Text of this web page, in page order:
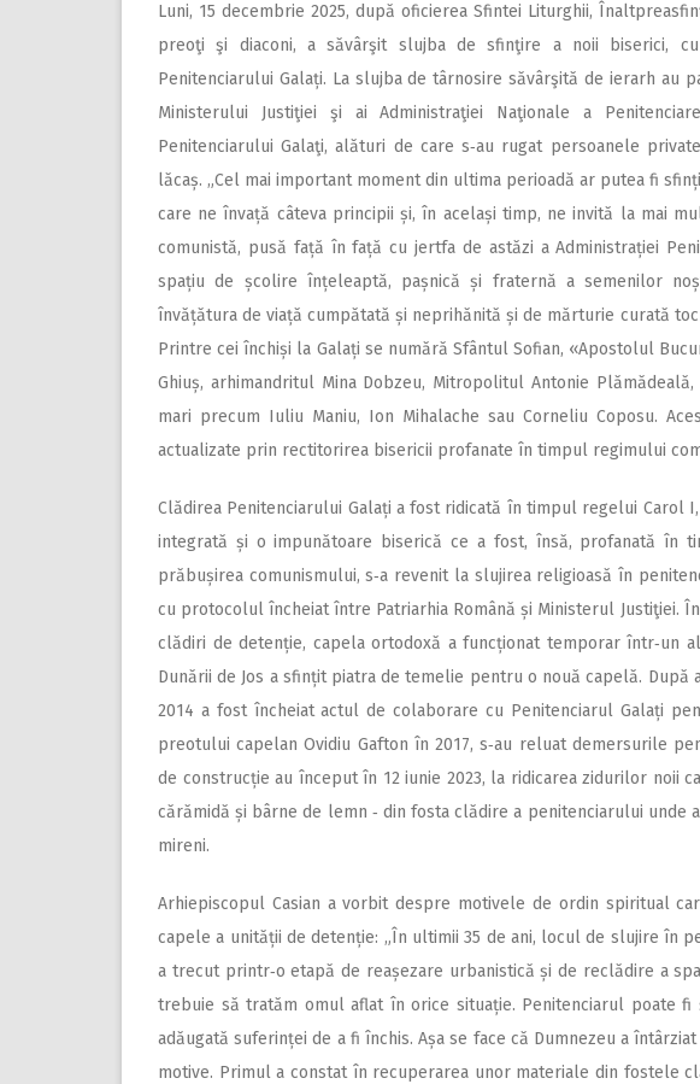
Luni, 15 decembrie 2025, după oficierea Sfintei Liturghii,
preoţi şi diaconi, a săvârşit slujba de sfinţire a noii biserici,
Penitenciarului Galați. La slujba de târnosire săvârşită de ierarh au
Ministerului Justiţiei şi ai Administraţiei Naţionale a
Penitenciarului Galaţi, alături de care s‑au rugat persoanele
lăcaș. „Cel mai important moment din ultima perioadă ar putea fi
care ne învață câteva principii și, în același timp, ne invită la mai
comunistă, pusă față în față cu jertfa de astăzi a Administrației
spațiu de școlire înțeleaptă, pașnică și fraternă a semenilor
învățătura de viață cumpătată și neprihănită și de mărturie curată
Printre cei închiși la Galați se numără Sfântul Sofian, «Apostolul
Ghiuș, arhimandritul Mina Dobzeu, Mitropolitul Antonie
mari precum Iuliu Maniu, Ion Mihalache sau Corneliu Coposu.
actualizate prin rectitorirea bisericii profanate în timpul regimului
Clădirea Penitenciarului Ga­lați a fost ridicată în timpul regelui Carol
integrată și o impunătoare biserică ce a fost, însă, profanată în
prăbușirea comunismului, s‑a revenit la slujirea religioasă în
cu protocolul încheiat între Patriarhia Română și Ministerul Justiţiei.
clădiri de detenție, capela ortodoxă a funcționat temporar într‑un
Dunării de Jos a sfințit piatra de temelie pentru o nouă capelă.
2014 a fost încheiat actul de colaborare cu Penitenciarul Galați
preotului capelan Ovidiu Gafton în 2017, s‑au reluat demersurile
de construcție au început în 12 iunie 2023, la ridicarea zidurilor noii
cărămidă și bârne de lemn ‑ din fosta clădire a penitenciarului
mireni.
Arhiepiscopul Casian a vorbit despre motivele de ordin spiritual
capele a unității de detenție: „În ultimii 35 de ani, locul de slujire în
a trecut printr‑o etapă de reașezare urbanistică și de reclădire a
trebuie să tratăm omul aflat în orice situație. Penitenciarul poate
adăugată suferinței de a fi închis. Așa se face că Dumnezeu a
motive. Primul a constat în recuperarea unor materiale din fostele